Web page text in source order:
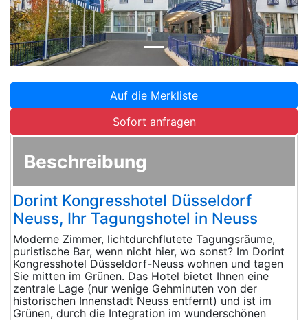
Auf die Merkliste
Sofort anfragen
Beschreibung
Dorint Kongresshotel Düsseldorf
Neuss, Ihr Tagungshotel in Neuss
Moderne Zimmer, lichtdurchflutete Tagungsräume,
puristische Bar, wenn nicht hier, wo sonst? Im Dorint
Kongresshotel Düsseldorf-Neuss wohnen und tagen
Sie mitten im Grünen. Das Hotel bietet Ihnen eine
zentrale Lage (nur wenige Gehminuten von der
historischen Innenstadt Neuss entfernt) und ist im
Grünen, durch die Integration im wunderschönen